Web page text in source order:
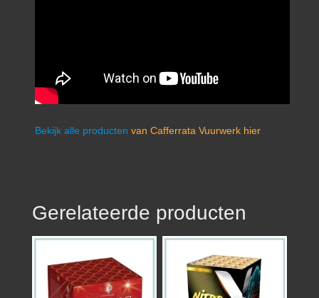
Bekijk alle producten van Cafferrata Vuurwerk hier
Gerelateerde producten